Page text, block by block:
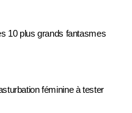
10 plus grands fantasmes
féminine à tester